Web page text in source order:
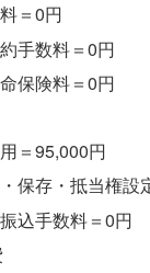
＝0円
手数料＝0円
保険料＝0円
＝95,000円
保存・抵当権設
込手数料＝0円